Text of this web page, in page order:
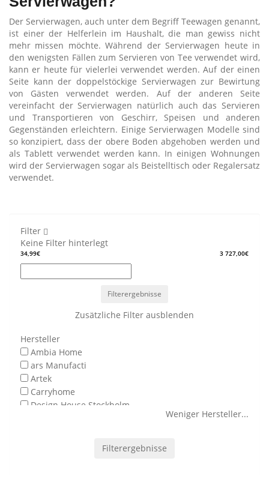
Der Servierwagen, auch unter dem Begriff Teewagen genannt,
ist einer der Helferlein im Haushalt, die man gewiss nicht
mehr missen möchte. Während der Servierwagen heute in
den wenigsten Fällen zum Servieren von Tee verwendet wird,
kann er heute für vielerlei verwendet werden. Auf der einen
Seite kann der doppelstöckige Servierwagen zur Bewirtung
von Gästen verwendet werden. Auf der anderen Seite
vereinfacht der Servierwagen natürlich auch das Servieren
und Transportieren von Geschirr, Speisen und anderen
Gegenständen erleichtern. Einige Servierwagen Modelle sind
so konzipiert, dass der obere Boden abgehoben werden und
als Tablett verwendet werden kann. In einigen Wohnungen
wird der Servierwagen sogar als Beistelltisch oder Regalersatz
verwendet.
Filter
Keine Filter hinterlegt
34,99€ 3 727,00€
Filterergebnisse
Zusätzliche Filter ausblenden
Hersteller
Ambia Home
ars Manufacti
Artek
Carryhome
Design House Stockholm
Weniger Hersteller...
Filterergebnisse